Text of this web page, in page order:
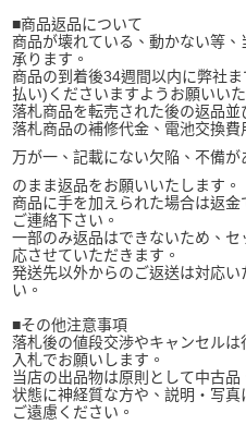
■商品返品について
商品が壊れている、動かない等
承ります。
商品の到着後34週間以内に弊社
払い)くださいますようお願いいた
落札商品を転売された後の返品並
落札商品の補修代金、電池交換費
万が一、記載にない欠陥、不備
のまま返品をお願いいたします。
商品に手を加えられた場合は返
ご連絡下さい。
一部のみ返品はできないため、
応させていただきます。
発送先以外からのご返送は対応
い。
■その他注意事項
落札後の値段交渉やキャンセル
入札でお願いします。
当店の出品物は原則として中古品
状態に神経質な方や、説明・写
ご遠慮ください。